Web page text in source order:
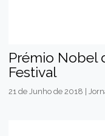
Prémio Nobel
Festival
21 de Junho de 2018 |